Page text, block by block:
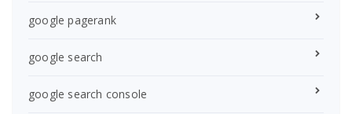
google pagerank
google search
google search console